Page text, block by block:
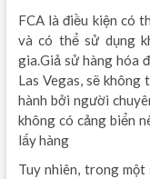
FCA là điều kiện có
và có thể sử dụng
gia.Giả sử hàng hóa
Las Vegas, sẽ
hành bởi người
không có cảng biển
lấy hàng
Tuy nhiên, trong